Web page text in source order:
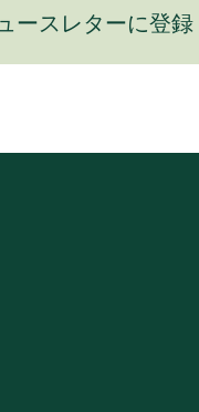
ースレターに登録